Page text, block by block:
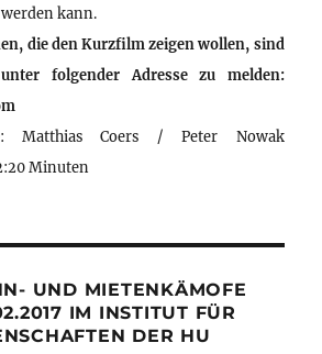
kann.
die den Kurzfilm zeigen wollen, sind
folgender Adresse zu melden:
Matthias Coers / Peter Nowak
Minuten
UND MIETENKÄMOFE
IM INSTITUT FÜR
DER HU